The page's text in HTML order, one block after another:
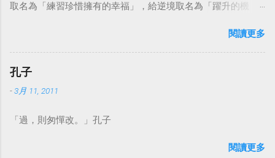
取名為「練習珍惜擁有的幸福」，給逆境取名為「躍升的機
點看事情，就不會覺得活著是一件沉重的事。#超譯尼采 — 中
華名言 - Chinese Quotes (@chinese_quotes) May 23, 2023
閱讀更多
孔子
-3月 11, 2011
「過，則匆憚改。」孔子
閱讀更多